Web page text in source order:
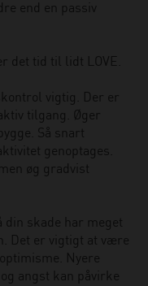
end en passiv
det tid til lidt LOVE.
vigtig. Der er
tilgang. Øger
Så snart
genoptages.
øg gradvist
din skade har meget
Det er vigtigt at være
Nyere
angst kan påvirke